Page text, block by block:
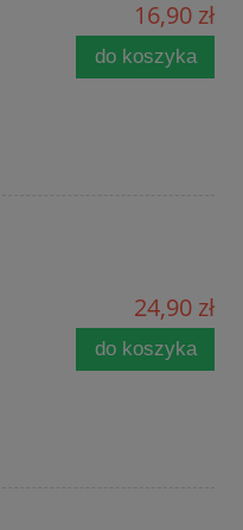
16,90 zł
do koszyka
24,90 zł
do koszyka